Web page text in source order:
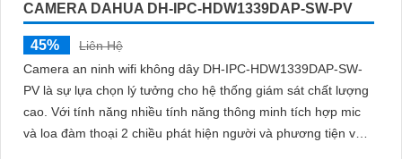
CAMERA DAHUA DH-IPC-HDW1339DAP-SW-PV
45%
Liên Hệ
Camera an ninh wifi không dây DH-IPC-HDW1339DAP-SW-
PV là sự lựa chọn lý tưởng cho hệ thống giám sát chất lượng
cao. Với tính năng nhiều tính năng thông minh tích hợp mic
và loa đàm thoại 2 chiều phát hiện người và phương tiện và